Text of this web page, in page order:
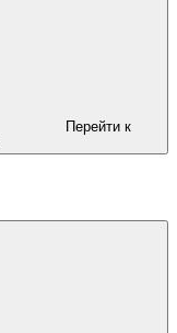
Перейти к